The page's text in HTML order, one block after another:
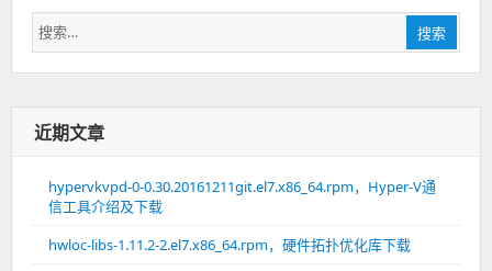
搜
索：
搜索
近期文章
hypervkvpd-0-0.30.20161211git.el7.x86_64.rpm，Hyper-V通
信工具介绍及下载
hwloc-libs-1.11.2-2.el7.x86_64.rpm，硬件拓扑优化库下载